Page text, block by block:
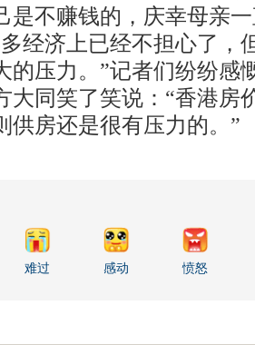
是不赚钱的，庆幸母亲
经济上已经不担心了，
的压力。”记者们纷纷感
大同笑了笑说：“香港房
供房还是很有压力的。”
难过 感动 愤怒